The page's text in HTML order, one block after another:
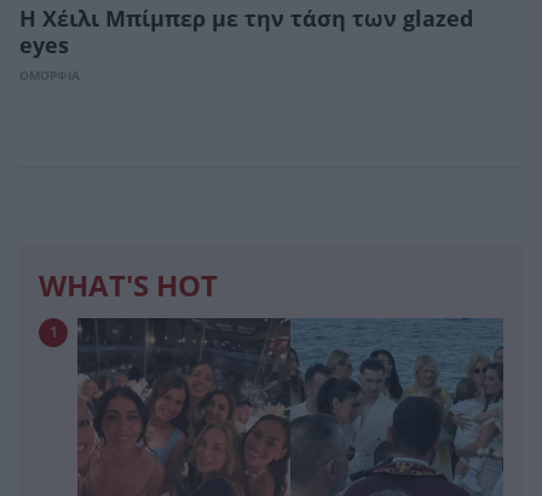
Η Χέιλι Μπίμπερ με την τάση των glazed
eyes
ΟΜΟΡΦΙΑ
WHAT'S HOT
1